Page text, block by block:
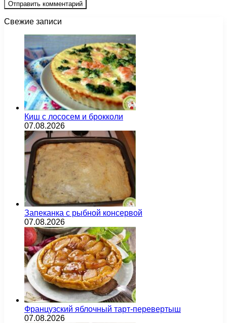
Свежие записи
Киш с лососем и брокколи
07.08.2026
Запеканка с рыбной консервой
07.08.2026
Французский яблочный тарт-перевертыш
07.08.2026